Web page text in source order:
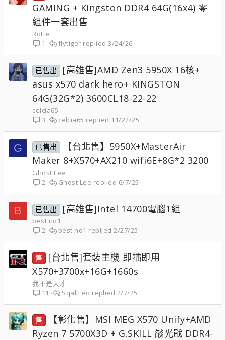
GAMING + Kingston DDR4 64G(16x4) 零
組件一套出售
Rotte
1
3/24/26
flytiger
已售出
[高雄售]AMD Zen3 5950X 16核+
asus x570 dark hero+ KINGSTON
64G(32G*2) 3600CL18-22-22
celcia65
3
11/22/25
celcia65
G 已售出
【台北售】5950X+MasterAir
Maker 8+X570+AX210 wifi6E+8G*2 3200
Ghost Lee
2
6/7/25
Ghost Lee
B 已售出 [高雄售]Intel 14700電腦1組
best no1
2
2/27/25
best no1
售
[台北售]套裝主機 即插即用
X570+3700x+16G+1660s
我不是天才
11
2/7/25
SqallLeo
售
【彰化售】MSI MEG X570 Unify+AMD
Ryzen 7 5700X3D + G.SKILL 燄光戢 DDR4-